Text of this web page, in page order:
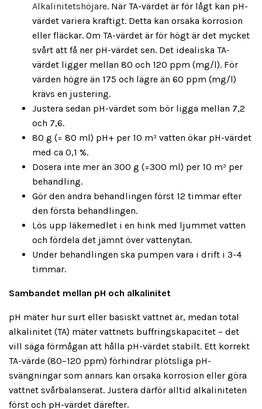
Alkalinitetshöjare. När TA-värdet är för lågt kan pH-
värdet variera kraftigt. Detta kan orsaka korrosion
eller fläckar. Om TA-värdet är för högt är det mycket
svårt att få ner pH-värdet sen. Det idealiska TA-
värdet ligger mellan 80 och 120 ppm (mg/l). För
värden högre än 175 och lägre än 60 ppm (mg/l)
krävs en justering.
Justera sedan pH-värdet som bör ligga mellan 7,2
och 7,6.
80 g (= 80 ml) pH+ per 10 m³ vatten ökar pH-värdet
med ca 0,1 %.
Dosera inte mer än 300 g (=300 ml) per 10 m³ per
behandling.
Gör den andra behandlingen först 12 timmar efter
den första behandlingen.
Lös upp läkemedlet i en hink med ljummet vatten
och fördela det jämnt över vattenytan.
Under behandlingen ska pumpen vara i drift i 3-4
timmar.
Sambandet mellan pH och alkalinitet
pH mäter hur surt eller basiskt vattnet är, medan total
alkalinitet (TA) mäter vattnets buffringskapacitet – det
vill säga förmågan att hålla pH-värdet stabilt. Ett korrekt
TA-värde (80–120 ppm) förhindrar plötsliga pH-
svängningar som annars kan orsaka korrosion eller göra
vattnet svårbalanserat. Justera därför alltid alkaliniteten
först och pH-värdet därefter.